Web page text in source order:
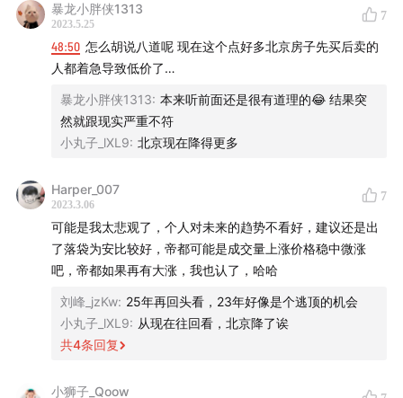
过去四轮楼市周期全图
暴龙小胖侠1313
2023.5.25
7
48:50 怎么胡说八道呢 现在这个点好多北京房子先买后卖的
人都着急导致低价了…
暴龙小胖侠1313: 本来听前面还是很有道理的😂 结果突
然就跟现实严重不符
小丸子_lXL9: 北京现在降得更多
Harper_007
2023.3.06
7
可能是我太悲观了，个人对未来的趋势不看好，建议还是出
了落袋为安比较好，帝都可能是成交量上涨价格稳中微涨
吧，帝都如果再有大涨，我也认了，哈哈
刘峰_jzKw: 25年再回头看，23年好像是个逃顶的机会
小丸子_lXL9: 从现在往回看，北京降了诶
共4条回复
小狮子_Qoow